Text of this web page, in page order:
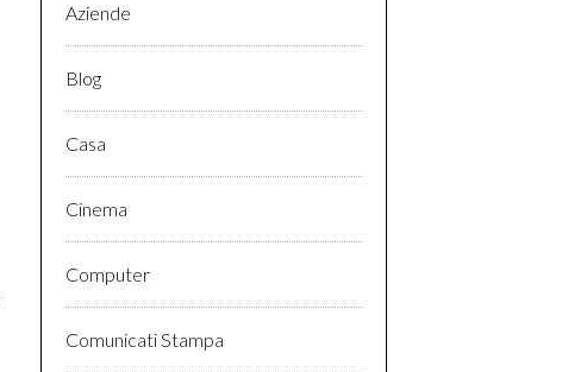
Aziende
Blog
Casa
Cinema
Computer
Comunicati Stampa